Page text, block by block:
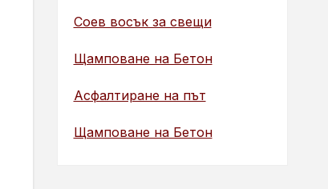
Соев восък за свещи
Щамповане на Бетон
Асфалтиране на път
Щамповане на Бетон